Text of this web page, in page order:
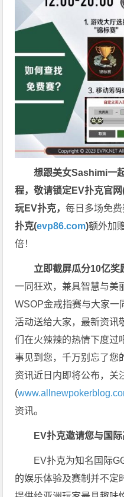
想跟美女Sashimi一
程，敬请锁定EV扑克官网
玩EV扑克，每日多场免
扑克(evp86.com)额外加
倍！
立即截屏瓜分10亿奖
一同狂欢，兼具智慧与美
WSOP金戒指赛与大家一
活动送给大家，最新资讯
们在火辣辣的热情下度过
事见到您，千万别忘了您
资讯近日内即将公布，关
(
资讯。
EV扑克邀请您与国际
EV扑克为知名国际
的娱乐体验及赛制并不定